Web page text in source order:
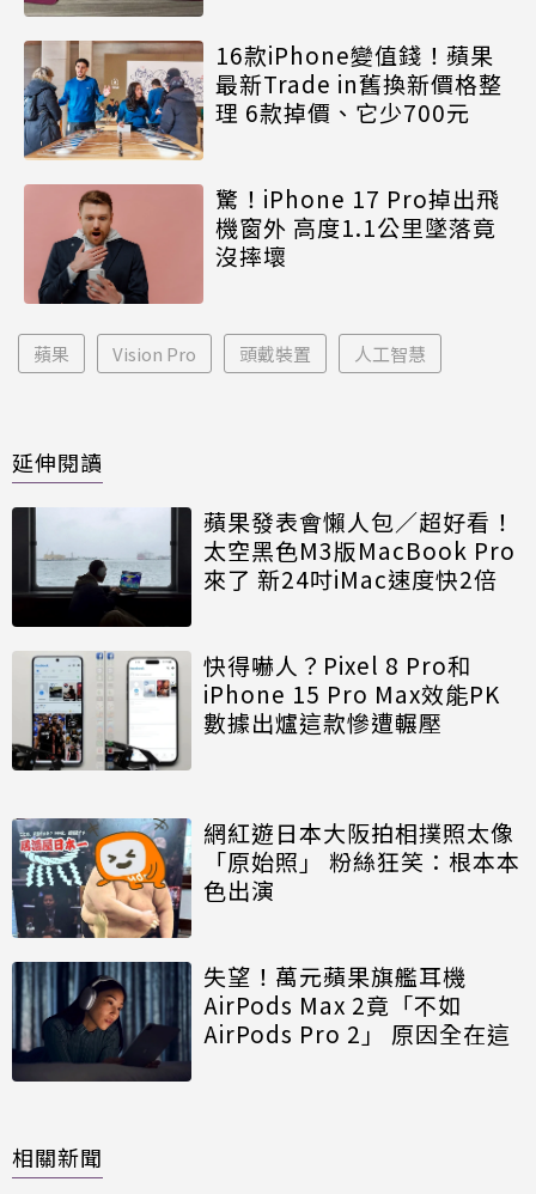
16款iPhone變值錢！蘋果
最新Trade in舊換新價格整
理 6款掉價、它少700元
驚！iPhone 17 Pro掉出飛
機窗外 高度1.1公里墜落竟
沒摔壞
蘋果 Vision Pro 頭戴裝置 人工智慧
延伸閱讀
蘋果發表會懶人包／超好看！
太空黑色M3版MacBook Pro
來了 新24吋iMac速度快2倍
快得嚇人？Pixel 8 Pro和
iPhone 15 Pro Max效能PK
數據出爐這款慘遭輾壓
網紅遊日本大阪拍相撲照太像
「原始照」 粉絲狂笑：根本本
色出演
失望！萬元蘋果旗艦耳機
AirPods Max 2竟「不如
AirPods Pro 2」 原因全在這
相關新聞